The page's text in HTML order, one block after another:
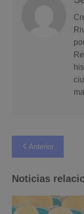
Navegación
de
entradas
Anterior
Noticias